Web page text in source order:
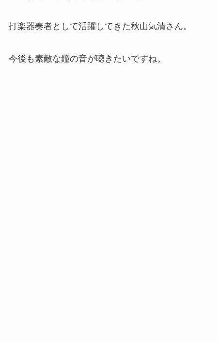
打楽器奏者として活躍してきた秋山気清さん。
今後も素敵な鐘の音が聴きたいですね。